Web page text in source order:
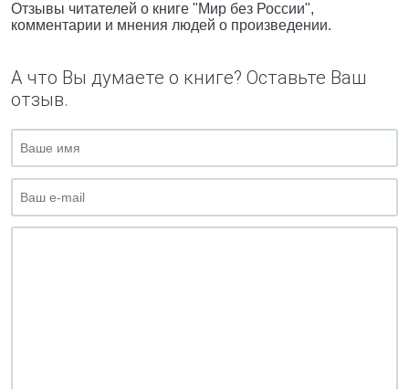
Отзывы читателей о книге "Мир без России",
комментарии и мнения людей о произведении.
А что Вы думаете о книге? Оставьте Ваш
отзыв.